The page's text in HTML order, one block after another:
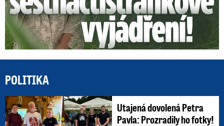
POLITIKA
Utajená dovolená Petra
Pavla: Prozradily ho fotky!